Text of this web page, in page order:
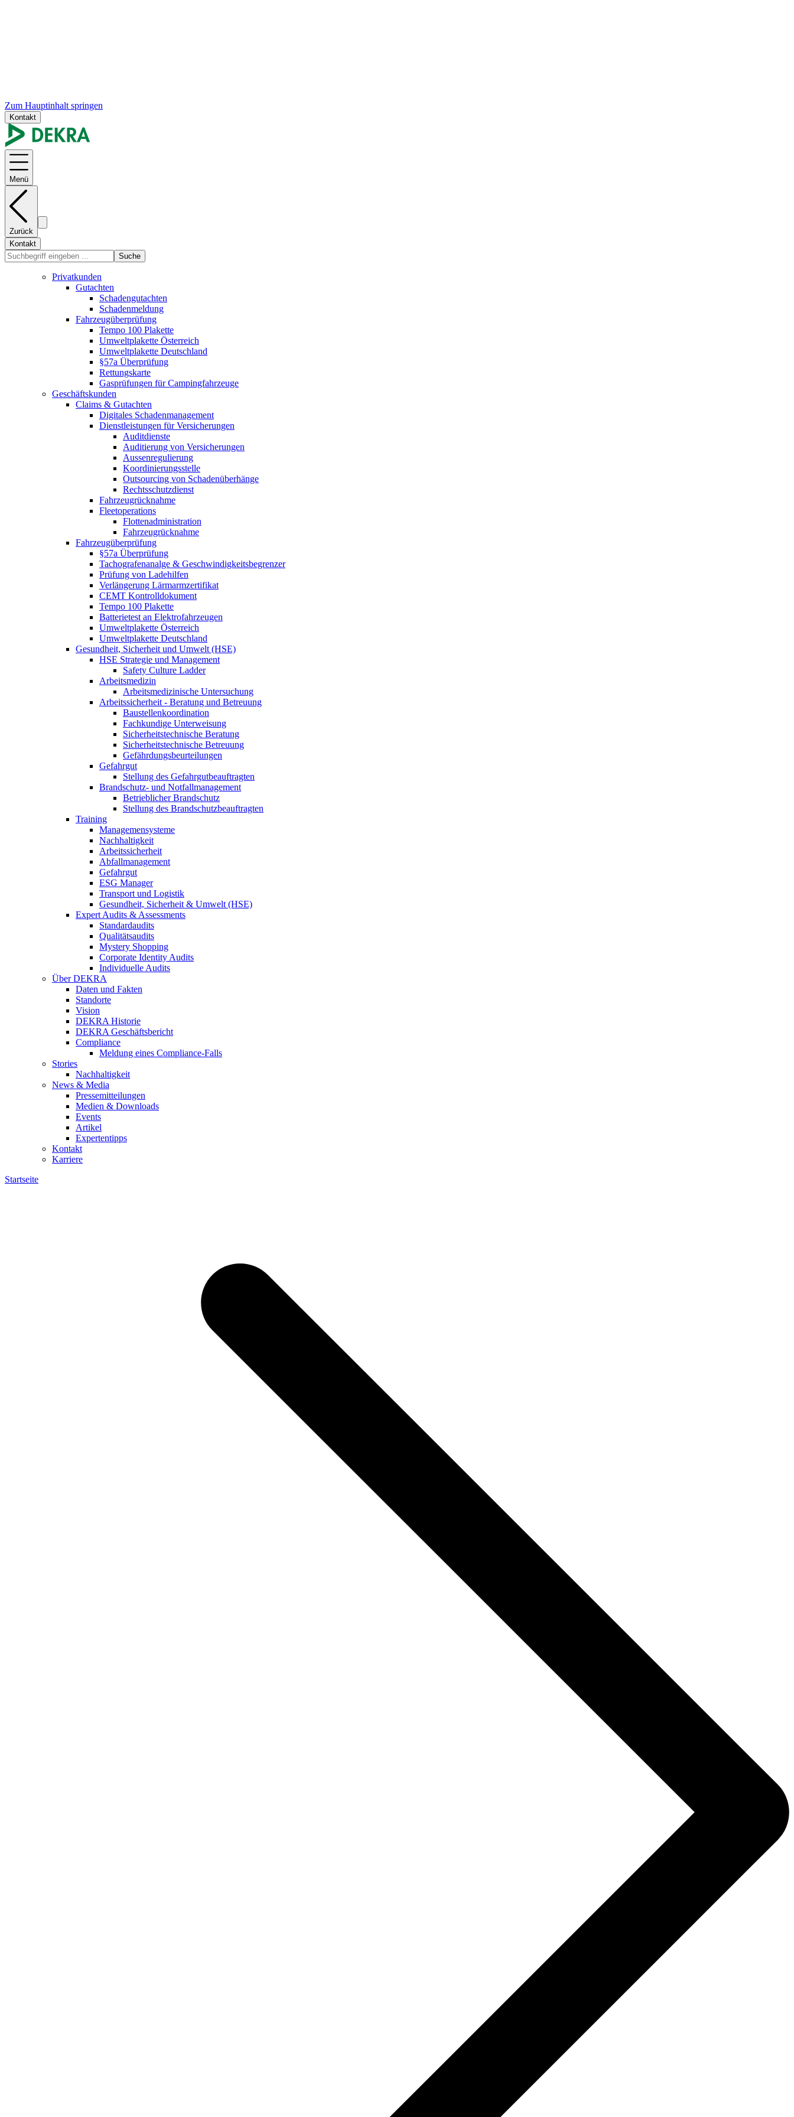
Zum Hauptinhalt springen
Kontakt
Menü
Zurück
Kontakt
Suche
Privatkunden
Gutachten
Schadengutachten
Schadenmeldung
Fahrzeugüberprüfung
Tempo 100 Plakette
Umweltplakette Österreich
Umweltplakette Deutschland
§57a Überprüfung
Rettungskarte
Gasprüfungen für Campingfahrzeuge
Geschäftskunden
Claims & Gutachten
Digitales Schadenmanagement
Dienstleistungen für Versicherungen
Auditdienste
Auditierung von Versicherungen
Aussenregulierung
Koordinierungsstelle
Outsourcing von Schadenüberhänge
Rechtsschutzdienst
Fahrzeugrücknahme
Fleetoperations
Flottenadministration
Fahrzeugrücknahme
Fahrzeugüberprüfung
§57a Überprüfung
Tachografenanalge & Geschwindigkeitsbegrenzer
Prüfung von Ladehilfen
Verlängerung Lärmarmzertifikat
CEMT Kontrolldokument
Tempo 100 Plakette
Batterietest an Elektrofahrzeugen
Umweltplakette Österreich
Umweltplakette Deutschland
Gesundheit, Sicherheit und Umwelt (HSE)
HSE Strategie und Management
Safety Culture Ladder
Arbeitsmedizin
Arbeitsmedizinische Untersuchung
Arbeitssicherheit - Beratung und Betreuung
Baustellenkoordination
Fachkundige Unterweisung
Sicherheitstechnische Beratung
Sicherheitstechnische Betreuung
Gefährdungsbeurteilungen
Gefahrgut
Stellung des Gefahrgutbeauftragten
Brandschutz- und Notfallmanagement
Betrieblicher Brandschutz
Stellung des Brandschutzbeauftragten
Training
Managemensysteme
Nachhaltigkeit
Arbeitssicherheit
Abfallmanagement
Gefahrgut
ESG Manager
Transport und Logistik
Gesundheit, Sicherheit & Umwelt (HSE)
Expert Audits & Assessments
Standardaudits
Qualitätsaudits
Mystery Shopping
Corporate Identity Audits
Individuelle Audits
Über DEKRA
Daten und Fakten
Standorte
Vision
DEKRA Historie
DEKRA Geschäftsbericht
Compliance
Meldung eines Compliance-Falls
Stories
Nachhaltigkeit
News & Media
Pressemitteilungen
Medien & Downloads
Events
Artikel
Expertentipps
Kontakt
Karriere
Startseite